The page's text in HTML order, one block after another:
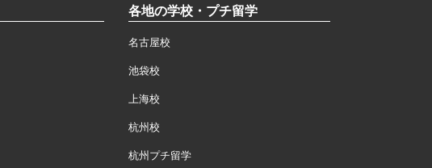
各地の学校・プチ留学
名古屋校
池袋校
上海校
杭州校
杭州プチ留学